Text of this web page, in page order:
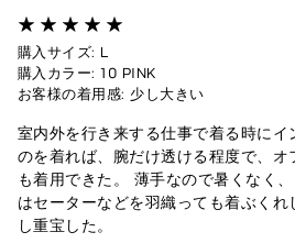
購入サイズ: L
購入カラー: 10 PINK
お客様の着用感: 少し大きい
室内外を行き来する仕事で着る時にイ
のを着れば、腕だけ透ける程度で、オ
も着用できた。 薄手なので暑くなく
はセーターなどを羽織っても着ぶく
し重宝した。